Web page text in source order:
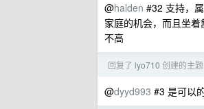
@halden #32 支持，
家庭的机会，而且坐
不高
回复了 lyo710 创建的主题
@dyyd993 #3 是可以